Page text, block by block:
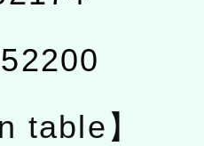
table】